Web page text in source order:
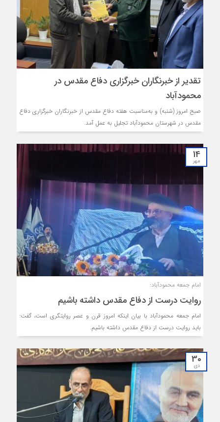
تقدیر از خبرنگاران خبرگزاری دفاع مقدس در
محمودآباد
صبح امروز (شنبه) و به‌مناسبت هفته دفاع مقدس از خبرنگاران خبرگزاری دفاع
مقدس در شهرستان محمودآباد تجلیل به عمل آمد.
14
مهر
امام‌ جمعه محمودآباد:
روایت درست از دفاع مقدس داشته باشیم
امام جمعه محمودآباد با بیان اینکه امروز قرن و عصر روایتگری است، گفت:
باید روایت درست از دفاع مقدس داشته باشیم.
30
دی